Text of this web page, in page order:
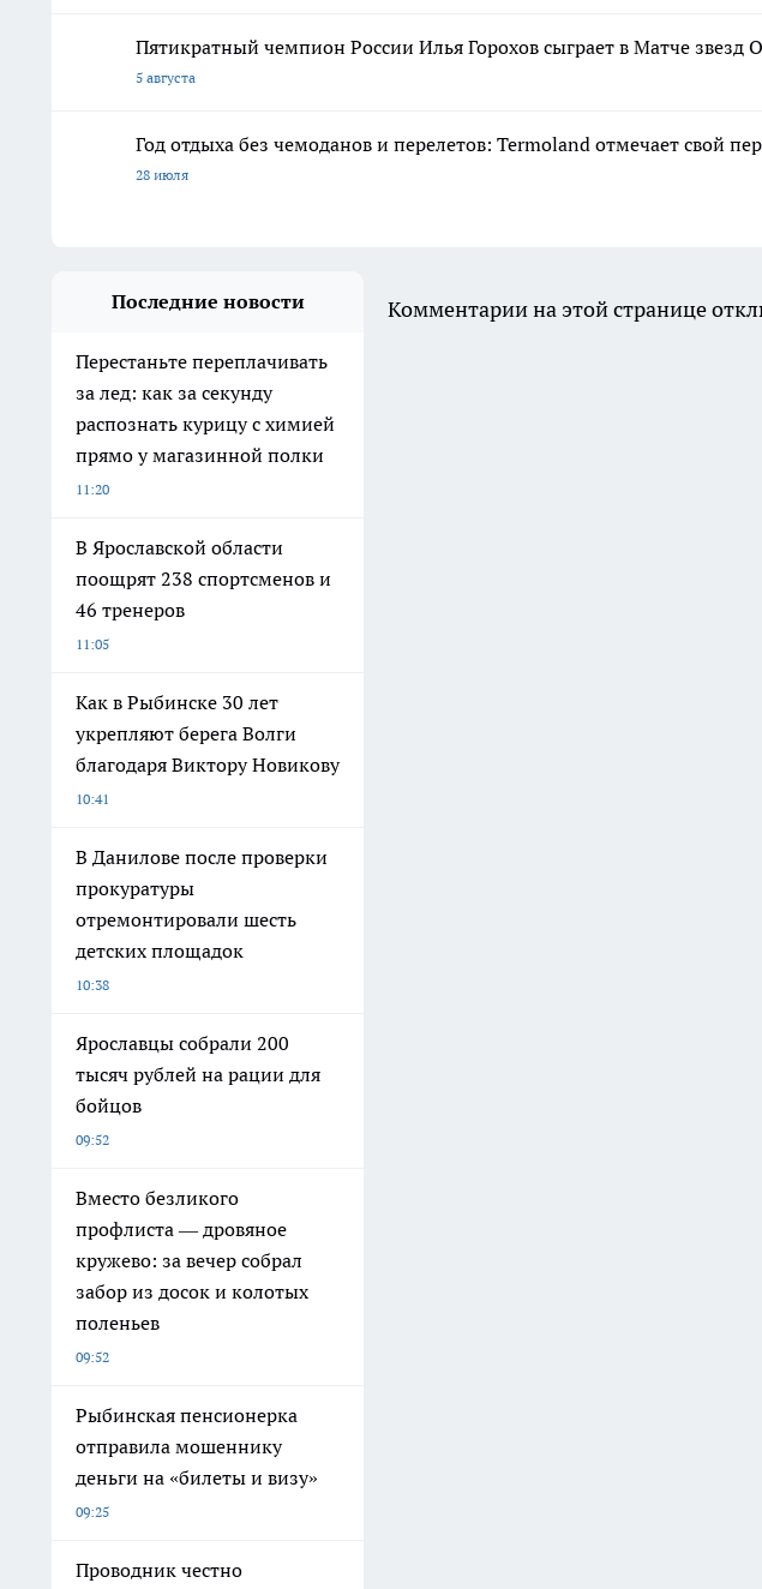
Пятикратный чемпион России Илья Горохов сыграет в Матче звезд
5 августа
Год отдыха без чемоданов и перелетов: Termoland отмечает свой
28 июля
Последние новости
Перестаньте переплачивать
за лед: как за секунду
распознать курицу с химией
прямо у магазинной полки
11:20
В Ярославской области
поощрят 238 спортсменов и
46 тренеров
11:05
Как в Рыбинске 30 лет
укрепляют берега Волги
благодаря Виктору Новикову
10:41
В Данилове после проверки
прокуратуры
отремонтировали шесть
детских площадок
10:38
Ярославцы собрали 200
тысяч рублей на рации для
бойцов
09:52
Вместо безликого
профлиста — дровяное
кружево: за вечер собрал
забор из досок и колотых
поленьев
09:52
Рыбинская пенсионерка
отправила мошеннику
деньги на «билеты и визу»
09:25
Проводник честно
Комментарии на этой странице